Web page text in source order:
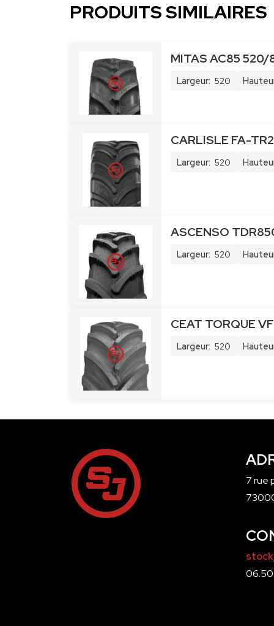
PRODUITS SIMILAIRES
MITAS AC85 520/
Largeur: 520
CARLISLE FA-
Largeur: 520
ASCENSO
Largeur: 520
CEAT TORQUE
Largeur: 520
7 rue